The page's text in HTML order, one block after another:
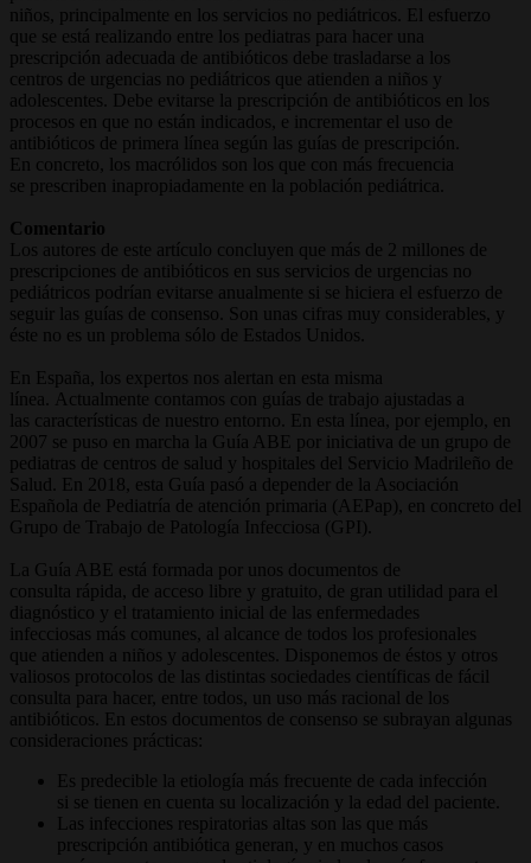
niños, principalmente en los servicios no pediátricos. El esfuerzo
que se está realizando entre los pediatras para hacer una
prescripción adecuada de antibióticos debe trasladarse a los
centros de urgencias no pediátricos que atienden a niños y
adolescentes. Debe evitarse la prescripción de antibióticos en los
procesos en que no están indicados, e incrementar el uso de
antibióticos de primera línea según las guías de prescripción.
En concreto, los macrólidos son los que con más frecuencia
se prescriben inapropiadamente en la población pediátrica.
Comentario
Los autores de este artículo concluyen que más de 2 millones de
prescripciones de antibióticos en sus servicios de urgencias no
pediátricos podrían evitarse anualmente si se hiciera el esfuerzo de
seguir las guías de consenso. Son unas cifras muy considerables, y
éste no es un problema sólo de Estados Unidos.
En España, los expertos nos alertan en esta misma
línea. Actualmente contamos con guías de trabajo ajustadas a
las características de nuestro entorno. En esta línea, por ejemplo, en
2007 se puso en marcha la Guía ABE por iniciativa de un grupo de
pediatras de centros de salud y hospitales del Servicio Madrileño de
Salud. En 2018, esta Guía pasó a depender de la Asociación
Española de Pediatría de atención primaria (AEPap), en concreto del
Grupo de Trabajo de Patología Infecciosa (GPI).
La Guía ABE está formada por unos documentos de
consulta rápida, de acceso libre y gratuito, de gran utilidad para el
diagnóstico y el tratamiento inicial de las enfermedades
infecciosas más comunes, al alcance de todos los profesionales
que atienden a niños y adolescentes. Disponemos de éstos y otros
valiosos protocolos de las distintas sociedades científicas de fácil
consulta para hacer, entre todos, un uso más racional de los
antibióticos. En estos documentos de consenso se subrayan algunas
consideraciones prácticas:
Es predecible la etiología más frecuente de cada infección
si se tienen en cuenta su localización y la edad del paciente.
Las infecciones respiratorias altas son las que más
prescripción antibiótica generan, y en muchos casos